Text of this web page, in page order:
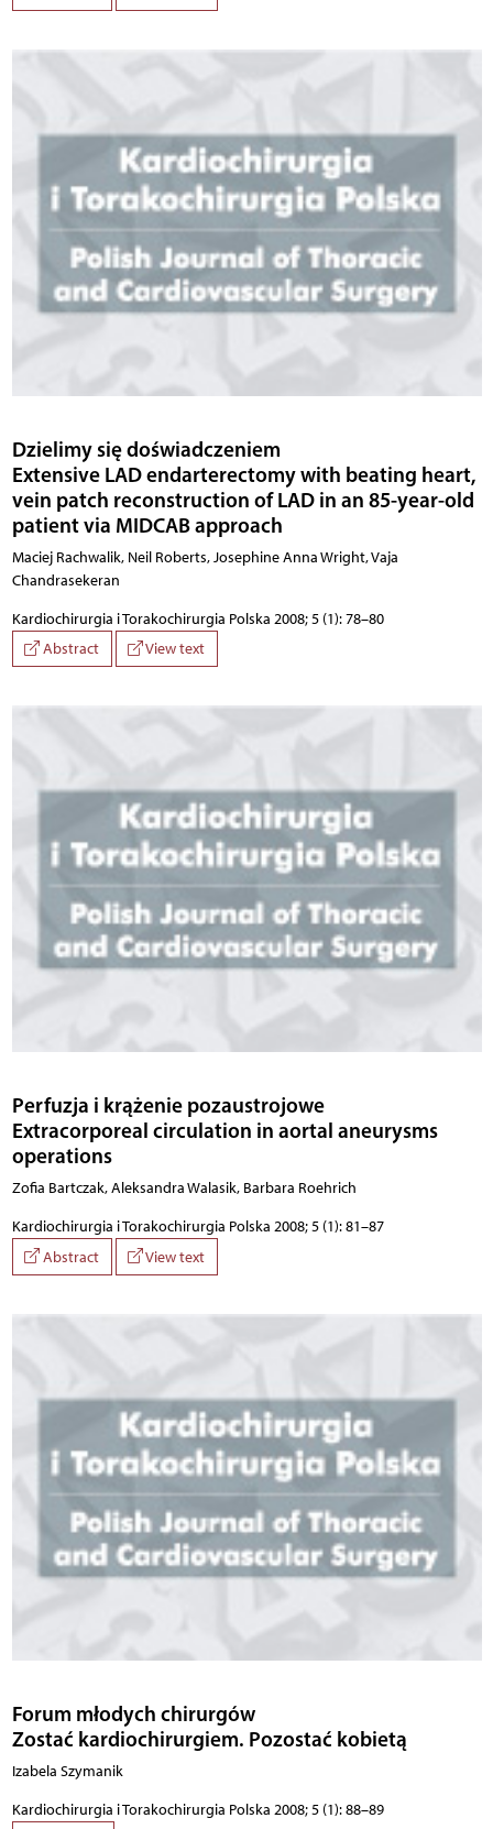
Dzielimy się doświadczeniem
Extensive LAD endarterectomy with beating heart,
vein patch reconstruction of LAD in an 85-year-old
patient via MIDCAB approach
Maciej Rachwalik, Neil Roberts, Josephine Anna Wright, Vaja
Chandrasekeran
Kardiochirurgia i Torakochirurgia Polska 2008; 5 (1): 78–80
Abstract
View text
Perfuzja i krążenie pozaustrojowe
Extracorporeal circulation in aortal aneurysms
operations
Zofia Bartczak, Aleksandra Walasik, Barbara Roehrich
Kardiochirurgia i Torakochirurgia Polska 2008; 5 (1): 81–87
Abstract
View text
Forum młodych chirurgów
Zostać kardiochirurgiem. Pozostać kobietą
Izabela Szymanik
Kardiochirurgia i Torakochirurgia Polska 2008; 5 (1): 88–89